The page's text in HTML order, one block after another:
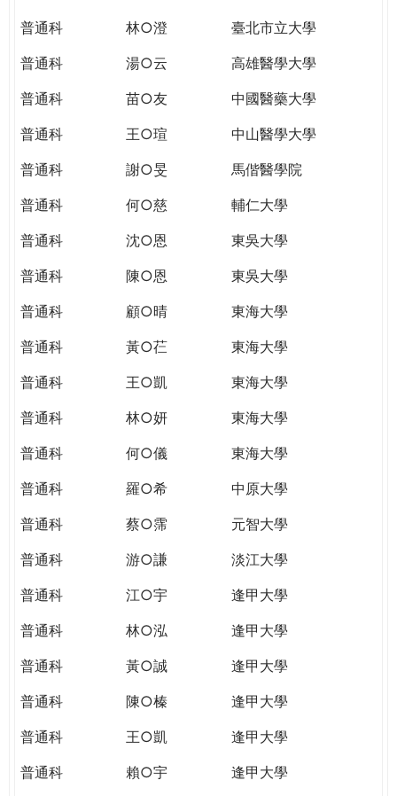
普通科
林○澄
臺北市立大學
普通科
湯○云
高雄醫學大學
普通科
苗○友
中國醫藥大學
普通科
王○瑄
中山醫學大學
普通科
謝○旻
馬偕醫學院
普通科
何○慈
輔仁大學
普通科
沈○恩
東吳大學
普通科
陳○恩
東吳大學
普通科
顧○晴
東海大學
普通科
黃○芢
東海大學
普通科
王○凱
東海大學
普通科
林○妍
東海大學
普通科
何○儀
東海大學
普通科
羅○希
中原大學
普通科
蔡○霈
元智大學
普通科
游○謙
淡江大學
普通科
江○宇
逢甲大學
普通科
林○泓
逢甲大學
普通科
黃○誠
逢甲大學
普通科
陳○榛
逢甲大學
普通科
王○凱
逢甲大學
普通科
賴○宇
逢甲大學